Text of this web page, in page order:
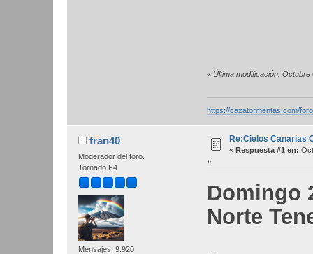
« Última modificación:
https://cazatormentas.com/
fran40
Moderador del foro.
Tornado F4
Mensajes: 9.920
Re:Cielos Canarias
« Respuesta #1 en:
»
Domingo
Norte